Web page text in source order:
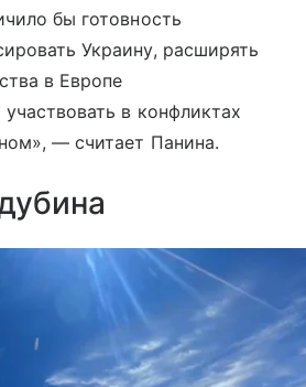
бы готовность
Украину, расширять
в Европе
в конфликтах
— считает Панина.